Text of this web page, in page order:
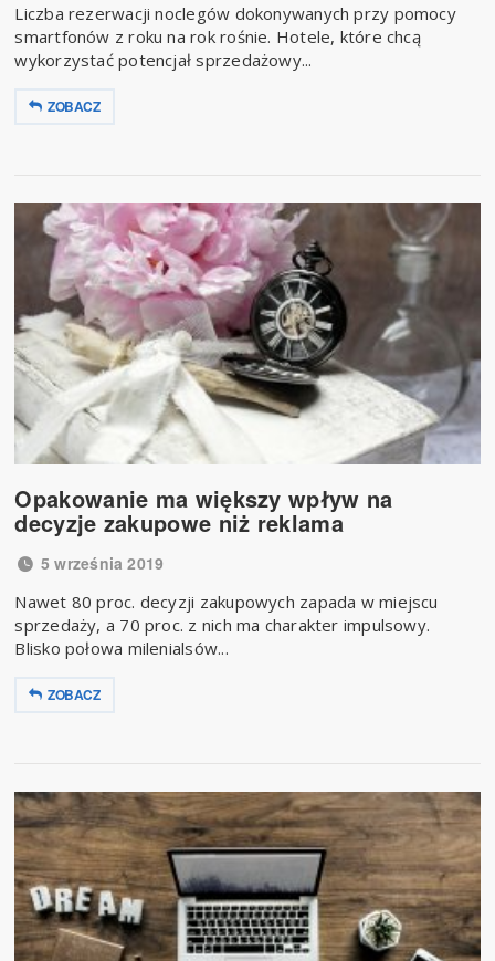
Liczba rezerwacji noclegów dokonywanych przy pomocy
smartfonów z roku na rok rośnie. Hotele, które chcą
wykorzystać potencjał sprzedażowy...
ZOBACZ
Opakowanie ma większy wpływ na
decyzje zakupowe niż reklama
5 września 2019
Nawet 80 proc. decyzji zakupowych zapada w miejscu
sprzedaży, a 70 proc. z nich ma charakter impulsowy.
Blisko połowa milenialsów...
ZOBACZ